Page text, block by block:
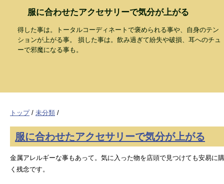
服に合わせたアクセサリーで気分が上がる
得した事は。トータルコーディネートで褒められる事や、自身のテン
ションが上がる事。 損した事は。飲み過ぎて紛失や破損、耳へのチュ
ーで邪魔になる事も。
トップ/ 未分類 /
服に合わせたアクセサリーで気分が上がる
金属アレルギーな事もあって。気に入った物を店頭で見つけても安易に
く残念です。